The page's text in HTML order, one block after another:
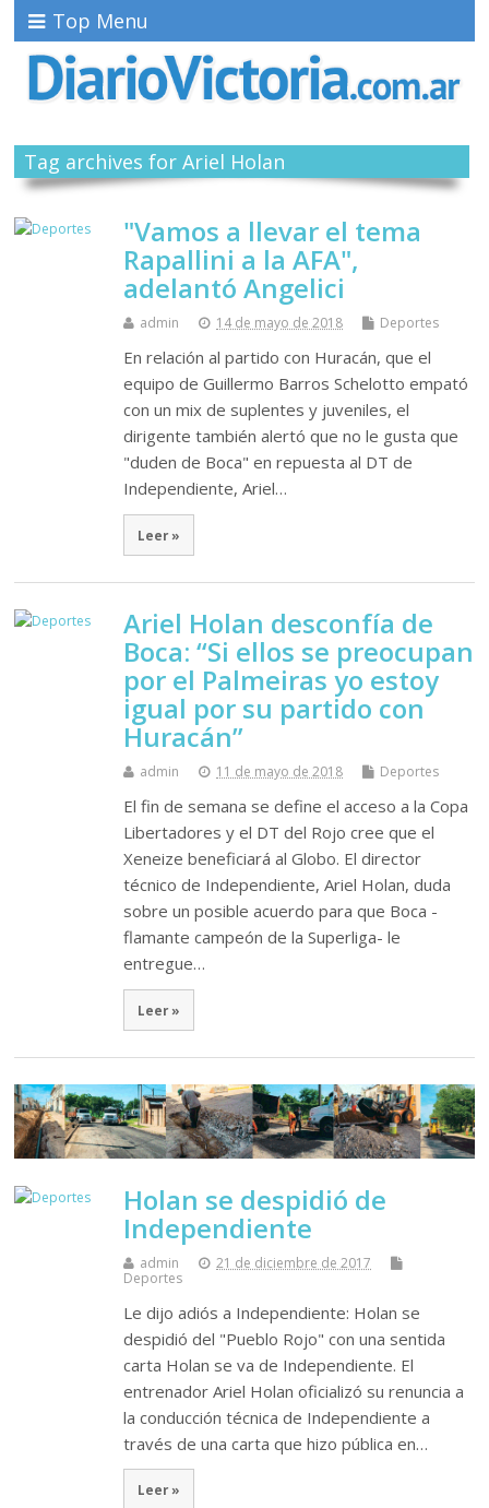
Top Menu
Tag archives for Ariel Holan
"Vamos a llevar el tema
Rapallini a la AFA",
adelantó Angelici
admin 14 de mayo de 2018 Deportes
En relación al partido con Huracán, que el
equipo de Guillermo Barros Schelotto empató
con un mix de suplentes y juveniles, el
dirigente también alertó que no le gusta que
"duden de Boca" en repuesta al DT de
Independiente, Ariel…
Leer »
Ariel Holan desconfía de
Boca: “Si ellos se preocupan
por el Palmeiras yo estoy
igual por su partido con
Huracán”
admin 11 de mayo de 2018 Deportes
El fin de semana se define el acceso a la Copa
Libertadores y el DT del Rojo cree que el
Xeneize beneficiará al Globo. El director
técnico de Independiente, Ariel Holan, duda
sobre un posible acuerdo para que Boca -
flamante campeón de la Superliga- le
entregue…
Leer »
Holan se despidió de
Independiente
admin
21 de diciembre de 2017
Deportes
Le dijo adiós a Independiente: Holan se
despidió del "Pueblo Rojo" con una sentida
carta Holan se va de Independiente. El
entrenador Ariel Holan oficializó su renuncia a
la conducción técnica de Independiente a
través de una carta que hizo pública en…
Leer »